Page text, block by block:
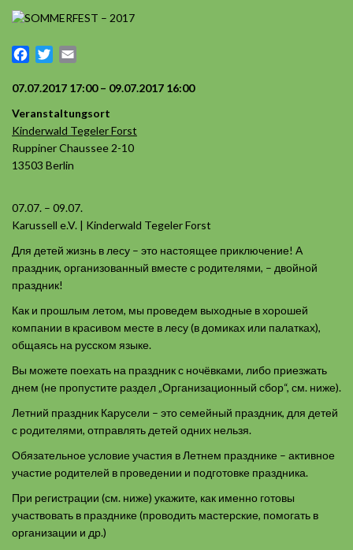
Facebook
Twitter
07.07.2017 17:00 – 09.07.2017 16:00
Veranstaltungsort
Kinderwald Tegeler Forst
Ruppiner Chaussee 2-10
13503 Berlin
07.07. – 09.07.
Karussell e.V. | Kinderwald Tegeler Forst
Для детей жизнь в лесу – это настоящее приключение! А
праздник, организованный вместе с родителями, – двойной
праздник!
Как и прошлым летом, мы проведем выходные в хорошей
компании в красивом месте в лесу (в домиках или палатках),
общаясь на русском языке.
Вы можете поехать на праздник с ночёвками, либо приезжать
днем (не пропустите раздел „Организационный сбор“, см. ниже).
Летний праздник Карусели – это семейный праздник, для детей
с родителями, отправлять детей одних нельзя.
Обязательное условие участия в Летнем празднике – активное
участие родителей в проведении и подготовке праздника.
При регистрации (см. ниже) укажите, как именно готовы
участвовать в празднике (проводить мастерские, помогать в
организации и др.)